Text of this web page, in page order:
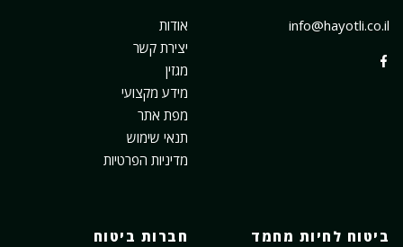
info@hayotli.co.il
אודות
יצירת קשר
מגזין
מידע מקצועי
מפת אתר
תנאי שימוש
מדיניות הפרטיות
ביטוח לחיות מחמד חברות ביטוח